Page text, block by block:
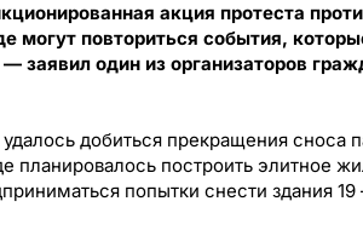
акция протеста
могут повториться события,
заявил один из организаторов
добиться прекращения сноса
планировалось построить элитное
попытки снести здания 19